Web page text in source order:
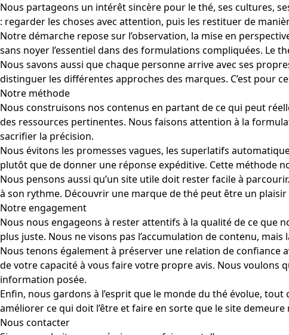
Nous partageons un intérêt sincère pour le thé, ses cultures,
: regarder les choses avec attention, puis les restituer de
Notre démarche repose sur l’observation, la mise en
sans noyer l’essentiel dans des formulations compliquées. Le
Nous savons aussi que chaque personne arrive avec ses
distinguer les différentes approches des marques. C’est pour
Notre méthode
Nous construisons nos contenus en partant de ce qui peut
des ressources pertinentes. Nous faisons attention à la
sacrifier la précision.
Nous évitons les promesses vagues, les superlatifs
plutôt que de donner une réponse expéditive. Cette méthode
Nous pensons aussi qu’un site utile doit rester facile à
à son rythme. Découvrir une marque de thé peut être un
Notre engagement
Nous nous engageons à rester attentifs à la qualité de ce que
plus juste. Nous ne visons pas l’accumulation de contenu,
Nous tenons également à préserver une relation de confiance
de votre capacité à vous faire votre propre avis. Nous voulons
information posée.
Enfin, nous gardons à l’esprit que le monde du thé évolue,
améliorer ce qui doit l’être et faire en sorte que le site
Nous contacter